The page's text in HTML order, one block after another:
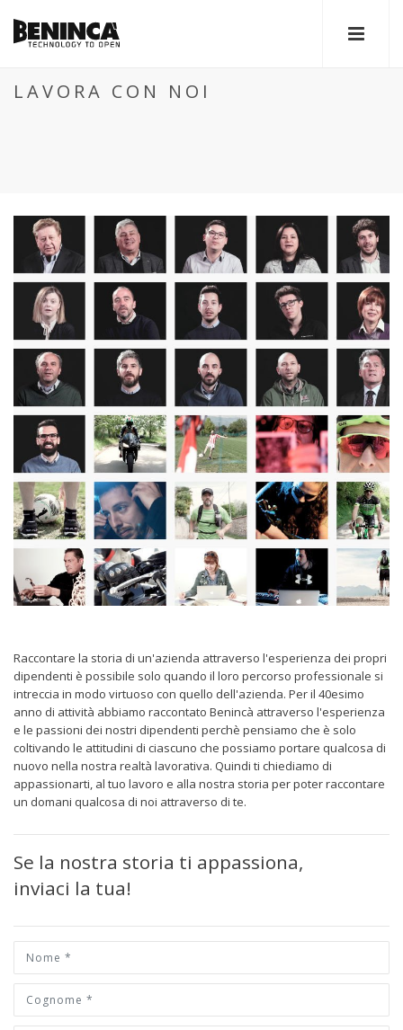
LAVORA CON NOI
Raccontare la storia di un'azienda attraverso l'esperienza dei propri
dipendenti è possibile solo quando il loro percorso professionale si
intreccia in modo virtuoso con quello dell'azienda. Per il 40esimo
anno di attività abbiamo raccontato Benincà attraverso l'esperienza
e le passioni dei nostri dipendenti perchè pensiamo che è solo
coltivando le attitudini di ciascuno che possiamo portare qualcosa di
nuovo nella nostra realtà lavorativa. Quindi ti chiediamo di
appassionarti, al tuo lavoro e alla nostra storia per poter raccontare
un domani qualcosa di noi attraverso di te.
Se la nostra storia ti appassiona,
inviaci la tua!